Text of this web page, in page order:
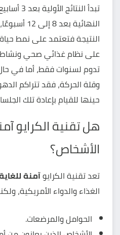
تبدأ
النهائية
النتيجة فتعتمد على نمط
على نظام غذائي صحي ونشاط
تدوم لسنوات فقط، أما في حال
وقلة الحركة، فقد تتراكم
حينها للقيام بإعادة تلك
هل تقنية الكرايو
الأشخاص؟
تعد تقنية الكرايوآمنة
الغذاء والدواء الأمريكية،
الحوامل والمرضعات.